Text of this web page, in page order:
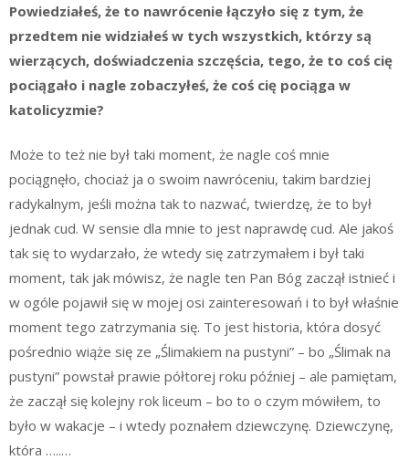
Powiedziałeś, że to nawrócenie łączyło się z tym, że
przedtem nie widziałeś w tych wszystkich, którzy są
wierzących, doświadczenia szczęścia, tego, że to coś cię
pociągało i nagle zobaczyłeś, że coś cię pociąga w
katolicyzmie?
Może to też nie był taki moment, że nagle coś mnie
pociągnęło, chociaż ja o swoim nawróceniu, takim bardziej
radykalnym, jeśli można tak to nazwać, twierdzę, że to był
jednak cud. W sensie dla mnie to jest naprawdę cud. Ale jakoś
tak się to wydarzało, że wtedy się zatrzymałem i był taki
moment, tak jak mówisz, że nagle ten Pan Bóg zaczął istnieć i
w ogóle pojawił się w mojej osi zainteresowań i to był właśnie
moment tego zatrzymania się. To jest historia, która dosyć
pośrednio wiąże się ze „Ślimakiem na pustyni” – bo „Ślimak na
pustyni” powstał prawie półtorej roku później – ale pamiętam,
że zaczął się kolejny rok liceum – bo to o czym mówiłem, to
było w wakacje – i wtedy poznałem dziewczynę. Dziewczynę,
która …..…